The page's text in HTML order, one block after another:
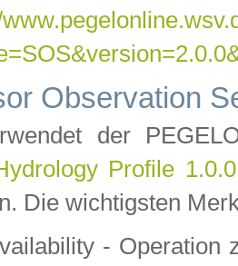
Observation
der
Profile
Die wichtigsten
- Operation